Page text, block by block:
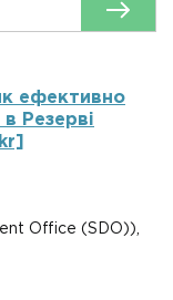
ефективно
Резерві
Office (SDO)),